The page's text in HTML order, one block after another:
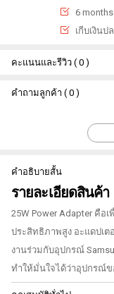
6 months
เกีบเงินป
คะแนนและรีวิว ( 0 )
คำถามลูกค้า ( 0 )
คำอธิบายสั้น
รายละเอียดสินค้า
25W Power Adapter คือ
ประสิทธิภาพสูง อะแดปเ
งานร่วมกับอุปกรณ์
ทำให้มั่นใจได้ว่าอุปกรณ์